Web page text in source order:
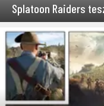
Splatoon Raiders